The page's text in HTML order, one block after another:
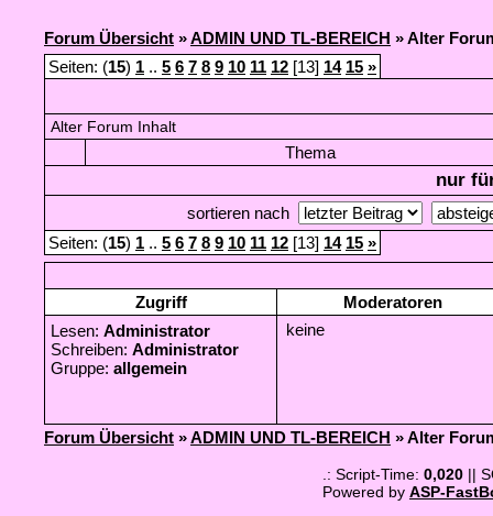
Forum Übersicht »ADMIN UND TL-BEREICH » Alter
Seiten: (15) 1 .. 5 6 7 8 9 10 11 12 [13] 14 15 »
Alter Forum Inhalt
Thema
nur
sortieren nach
Seiten: (15) 1 .. 5 6 7 8 9 10 11 12 [13] 14 15 »
Zugriff
Moderatoren
Lesen: Administrator
Schreiben: Administrator
Gruppe: allgemein
keine
Forum Übersicht »ADMIN UND TL-BEREICH » Alter
.: Script-Time: 0,020 ||
Powered by ASP-